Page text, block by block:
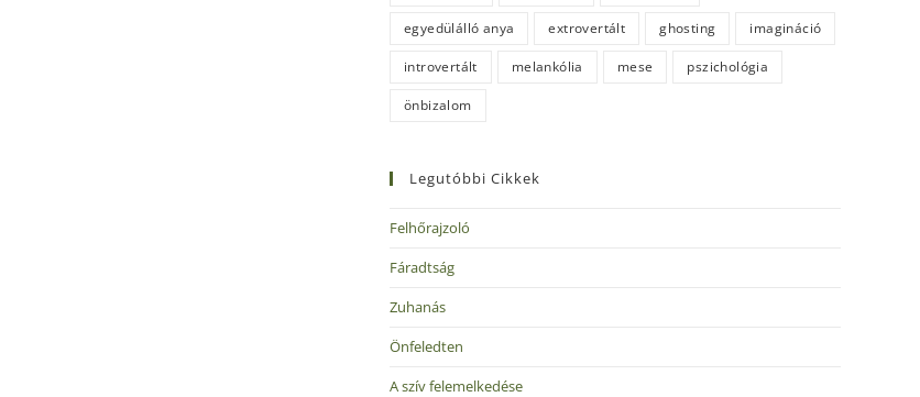
egyedülálló anya extrovertált ghosting imagináció
introvertált melankólia mese pszichológia
önbizalom
Legutóbbi Cikkek
Felhőrajzoló
Fáradtság
Zuhanás
Önfeledten
A szív felemelkedése